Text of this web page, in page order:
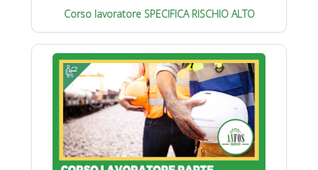
Corso lavoratore SPECIFICA RISCHIO ALTO